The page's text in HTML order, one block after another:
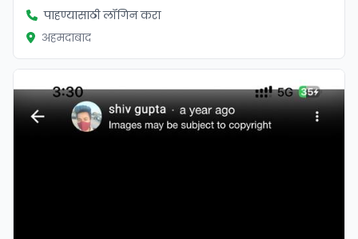
पाहण्यासाठी लॉगिन करा
अहमदाबाद